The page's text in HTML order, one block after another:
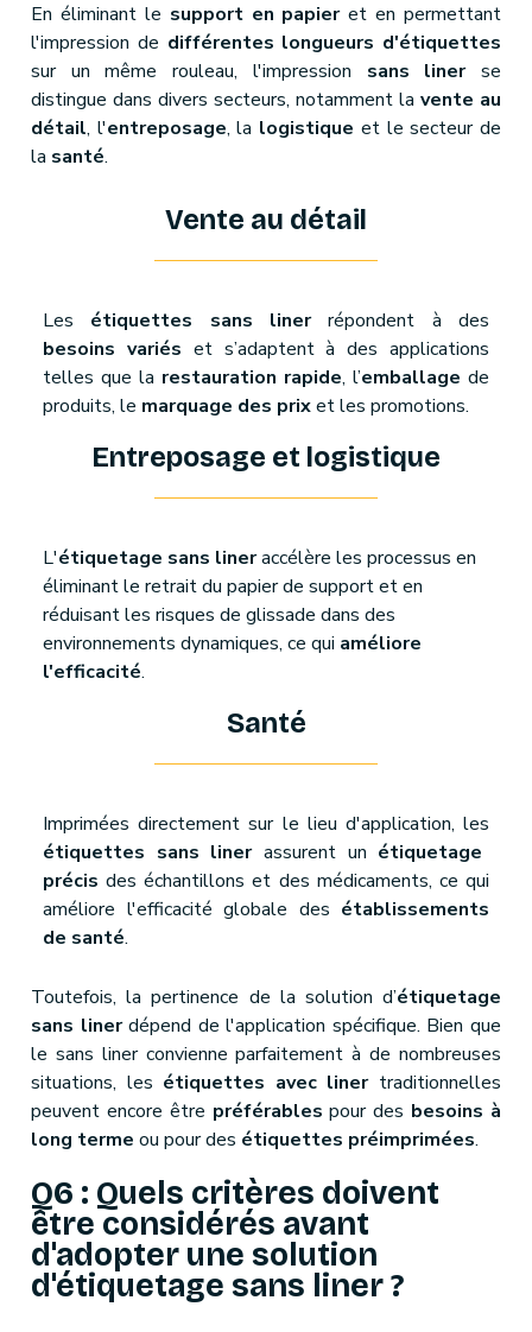
En éliminant le support en papieret en permettant
l'impression de différentes longueurs d'étiquettes
sur un même rouleau, l'impression sans linerse
distingue dans divers secteurs, notamment la vente au
détail, l'entreposage, la logistique et le secteur de
la santé.
Vente au détail
Les étiquettes sans linerrépondent à des
besoins variés et s’adaptent à des applications
telles que la restauration rapide, l’emballage de
produits, le marquage des prixet les promotions.
Entreposage et logistique
L'étiquetage sans lineraccélère les processus en
éliminant le retrait du papier de support et en
réduisant les risques de glissade dans des
environnements dynamiques, ce qui améliore
l'efficacité.
Santé
Imprimées directement sur le lieu d'application, les
étiquettes sans linerassurent un étiquetage
précis des échantillons et des médicaments, ce qui
améliore l'efficacité globale des établissements
de santé.
Toutefois, la pertinence de la solution d’étiquetage
sans linerdépend de l'application spécifique. Bien que
le sans liner convienne parfaitement à de nombreuses
situations, les étiquettes avec linertraditionnelles
peuvent encore être préférables pour des besoins à
long terme ou pour des étiquettes préimprimées.
Q6 : Quels critères doivent
être considérés avant
d'adopter une solution
d'étiquetage sans liner ?